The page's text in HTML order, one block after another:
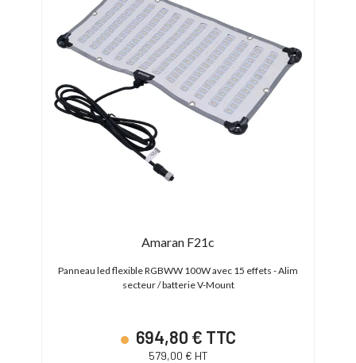
Amaran F21c
Panneau led flexible RGBWW 100W avec 15 effets - Alim
secteur / batterie V-Mount
694,80 € TTC
579,00 € HT